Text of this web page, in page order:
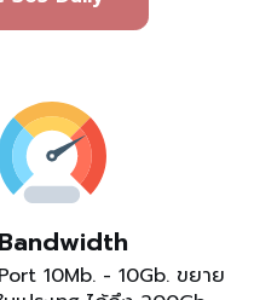
Bandwidth
Port 10Mb. - 10Gb. ขยาย